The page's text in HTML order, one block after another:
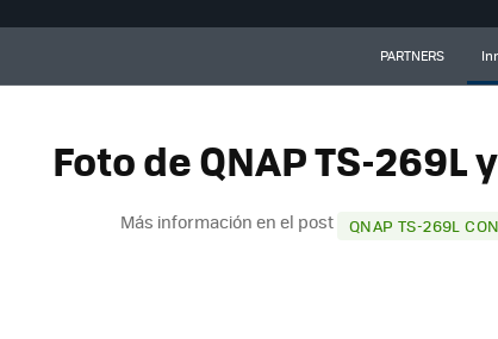
PARTNERS
Foto de QNAP TS-269L
Más información en el post QNAP TS-269L